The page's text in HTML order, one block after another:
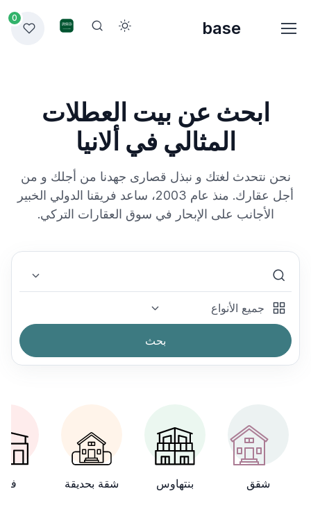
base
0
ابحث عن بيت العطلات
المثالي في ألانيا
نحن نتحدث لغتك و نبذل قصارى جهدنا من أجلك و من
أجل عقارك. منذ عام 2003، ساعد فريقنا الدولي الخبير
الأجانب على الإبحار في سوق العقارات التركي.
Select Area
Select Type
بحث
شقق بنتهاوس شقة بحديقة فيلا